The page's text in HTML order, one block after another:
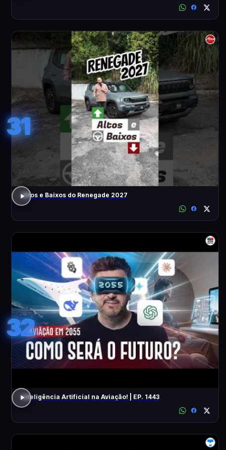
31
Altos e Baixos do Renegade 2027
32
Inteligência Artificial na Aviação! | EP. 1443